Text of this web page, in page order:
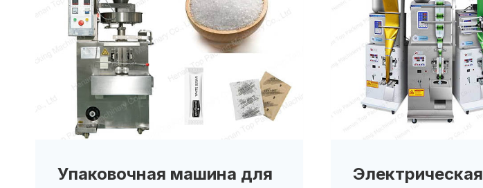
Упаковочная машина для
Электрическая